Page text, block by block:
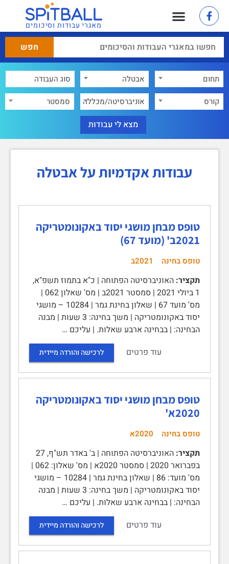
מאגרי עבודות וסיכומים
תחום
אבטלה
קורס
אוניברסיטה/מכללה סמסטר
עבודות אקדמיות על אבטלה
טופס מבחן מושגי יסוד באקונומטריקה
2021ב' (מועד 67)
טופס בחינה 2021ב
תקציר: האוניברסיטה הפתוחה | כ"א בתמוז תשפ"א,
1 ביולי 2021 | סמסטר 2021ב | מס' שאלון 062 |
מס' מועד 67 | שאלון בחינת גמר | 10284 – מושגי
יסוד באקונומטריקה | משך בחינה: 3 שעות | מבנה
הבחינה: | בבחינה ארבע שאלות. | עליכם …
עוד פרטים
לרכישה והורדה מיידית
טופס מבחן מושגי יסוד באקונומטריקה
2020א'
טופס בחינה 2020א
תקציר:
האוניברסיטה הפתוחה | ב' באדר תש"ף, 27
בפברואר 2020 | סמסטר 2020א | מס' שאלון: 062 |
מס' מועד: 86 | שאלון בחינת גמר | 10284 – מושגי
יסוד באקונומטריקה | משך בחינה: 3 שעות | מבנה
הבחינה: | בבחינה ארבע שאלות. | עליכם …
עוד פרטים
לרכישה והורדה מיידית